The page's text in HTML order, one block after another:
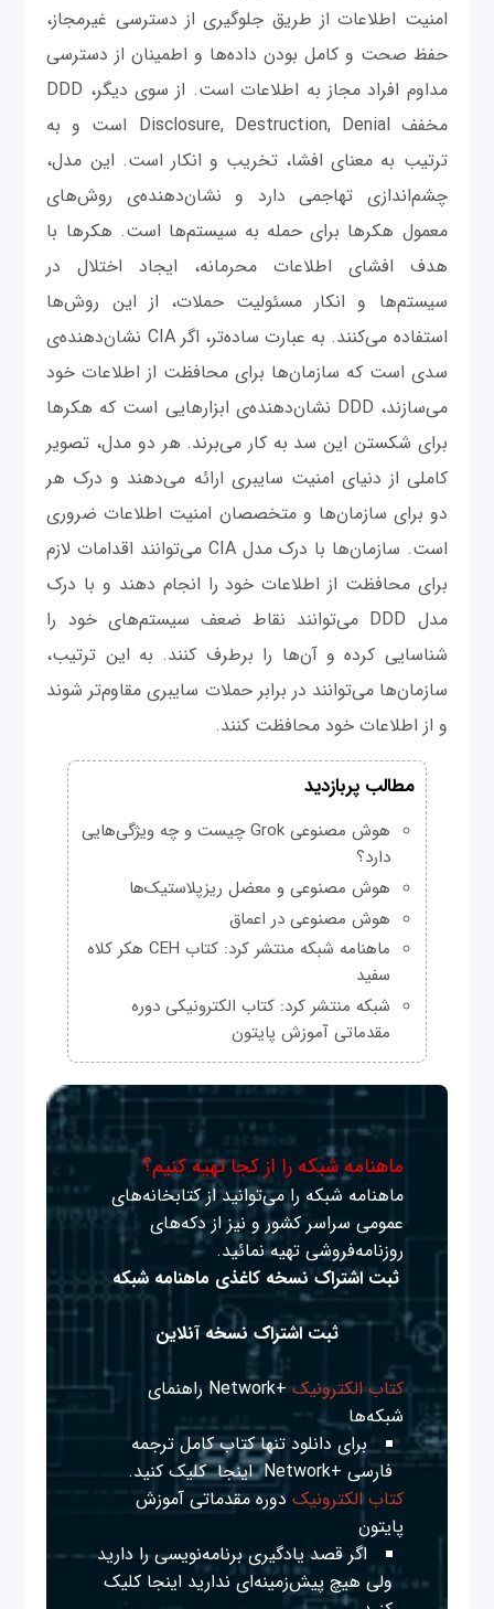
امنیت اطلاعات از طریق جلوگیری از دسترسی غیرمجاز،
حفظ صحت و کامل بودن داده‌ها و اطمینان از دسترسی
مداوم افراد مجاز به اطلاعات است. از سوی دیگر، DDD
مخفف Disclosure, Destruction, Denial است و به
ترتیب به معنای افشا، تخریب و انکار است. این مدل،
چشم‌اندازی تهاجمی دارد و نشان‌دهنده‌ی روش‌های
معمول هکرها برای حمله به سیستم‌ها است. هکرها با
هدف افشای اطلاعات محرمانه، ایجاد اختلال در
سیستم‌ها و انکار مسئولیت حملات، از این روش‌ها
استفاده می‌کنند. به عبارت ساده‌تر، اگر CIA نشان‌دهنده‌ی
سدی است که سازمان‌ها برای محافظت از اطلاعات خود
می‌سازند، DDD نشان‌دهنده‌ی ابزارهایی است که هکرها
برای شکستن این سد به کار می‌برند. هر دو مدل، تصویر
کاملی از دنیای امنیت سایبری ارائه می‌دهند و درک هر
دو برای سازمان‌ها و متخصصان امنیت اطلاعات ضروری
است. سازمان‌ها با درک مدل CIA می‌توانند اقدامات لازم
برای محافظت از اطلاعات خود را انجام دهند و با درک
مدل DDD می‌توانند نقاط ضعف سیستم‌های خود را
شناسایی کرده و آن‌ها را برطرف کنند. به این ترتیب،
سازمان‌ها می‌توانند در برابر حملات سایبری مقاوم‌تر شوند
و از اطلاعات خود محافظت کنند.
مطالب پربازدید
هوش مصنوعی Grok چیست و چه ویژگی‌هایی
دارد؟
هوش مصنوعی و معضل ریزپلاستیک‌ها
هوش مصنوعی در اعماق
ماهنامه شبکه منتشر کرد: کتاب CEH هکر کلاه
سفید
شبکه منتشر کرد: کتاب الکترونیکی دوره
مقدماتی آموزش پایتون
ماهنامه شبکه را از کجا تهیه کنیم؟
ماهنامه شبکه را می‌توانید از کتابخانه‌های
عمومی سراسر کشور و نیز از دکه‌های
روزنامه‌فروشی تهیه نمائید.
ثبت اشتراک نسخه کاغذی ماهنامه شبکه
ثبت اشتراک نسخه آنلاین
کتاب الکترونیک
+Network راهنمای
شبکه‌ها
برای دانلود تنها کتاب کامل ترجمه
فارسی +Network
اینجا کلیک کنید.
کتاب الکترونیک دوره مقدماتی آموزش
پایتون
اگر قصد یادگیری برنامه‌نویسی را دارید
ولی هیچ پیش‌زمینه‌ای نداریداینجا کلیک